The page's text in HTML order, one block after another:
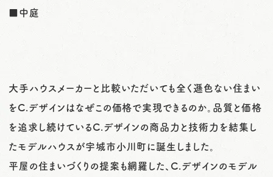
■中庭
大手ハウスメーカーと比較いただいても全く遜色ない住まい
をC.デザインはなぜこの価格で実現できるのか。品質と価格
を追求し続けているC.デザインの商品力と技術力を結集し
たモデルハウスが宇城市小川町に誕生しました。
平屋の住まいづくりの提案も網羅した、C.デザインのモデル